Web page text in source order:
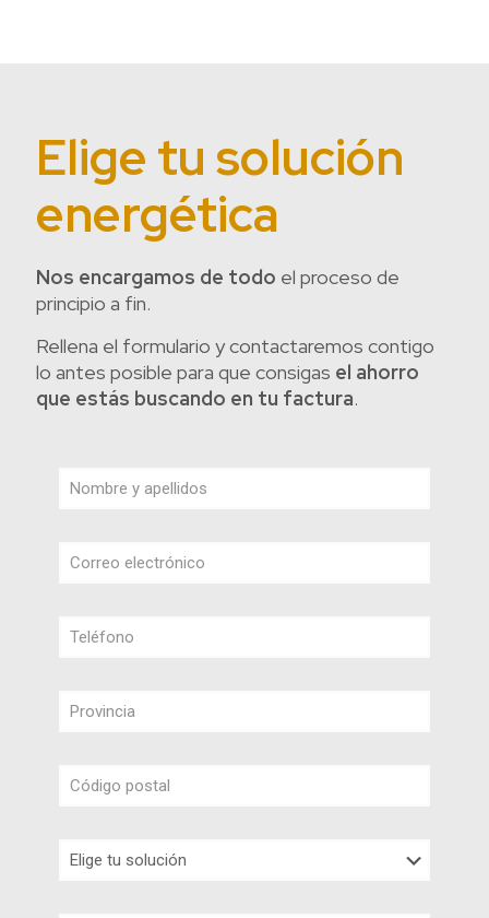
Elige tu solución
energética
Nos encargamos de todo el proceso de
principio a fin.
Rellena el formulario y contactaremos contigo
lo antes posible para que consigas el ahorro
que estás buscando en tu factura.